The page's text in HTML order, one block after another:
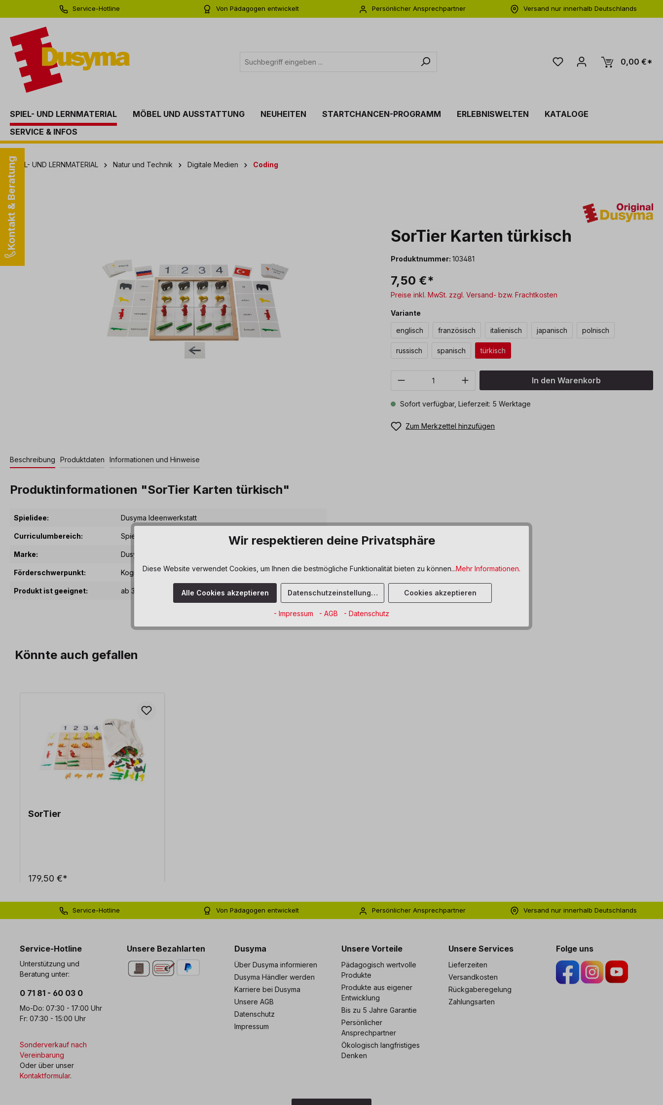
Zur Hauptnavigation springen
Service-Hotline
Von Pädagogen entwickelt
Persönlicher Ansprechpartner
Versand nur innerhalb Deutschlands
0,00 €*
SPIEL- UND LERNMATERIAL MÖBEL UND AUSSTATTUNG NEUHEITEN STARTCHANCEN-PROGRAMM ERLEBNISWELTEN
KATALOGE
SERVICE & INFOS
Kontakt & Beratung
SPIEL- UND LERNMATERIAL Natur und Technik Digitale Medien Coding
Bildergalerie überspringen
SorTier Karten türkisch
Produktnummer:103481
7,50 €*
Preise inkl. MwSt. zzgl. Versand- bzw. Frachtkosten
Variante
englisch französisch italienisch japanisch polnisch
russisch spanisch türkisch
Produkt Anzahl: Gib den gewünschten Wert
In den Warenkorb
Sofort verfügbar, Lieferzeit: 5 Werktage
Zum Merkzettel hinzufügen
Beschreibung Produktdaten Informationen und Hinweise
Produktinformationen "SorTier Karten türkisch"
Spielidee: Dusyma Ideenwerkstatt
Curriculumbereich: Spiele & Puzzles , Sprachliche Entwicklung
Marke: Dusyma
Förderschwerpunkt: Kognitive Fähigkeiten , Sprachliche Fähigkeiten
Produkt ist geeignet: ab 3 Jahre
Könnte auch gefallen
SorTier
179,50 €*
Service-Hotline
Von Pädagogen entwickelt
Persönlicher Ansprechpartner
Versand nur innerhalb Deutschlands
Service-Hotline
Unterstützung und
Beratung unter:
0 71 81 - 60 03 0
Mo-Do: 07:30 - 17:00 Uhr
Fr: 07:30 - 15:00 Uhr
Sonderverkauf nach
Vereinbarung
Oder über unser
Kontaktformular.
Unsere Bezahlarten Dusyma
Über Dusyma informieren
Dusyma Händler werden
Karriere bei Dusyma
Unsere AGB
Datenschutz
Impressum
Unsere Vorteile
Pädagogisch wertvolle
Produkte
Produkte aus eigener
Entwicklung
Bis zu 5 Jahre Garantie
Persönlicher
Ansprechpartner
Ökologisch langfristiges
Denken
Unsere Services
Lieferzeiten
Versandkosten
Rückgaberegelung
Zahlungsarten
Folge uns
Wir respektieren deine Privatsphäre
Diese Website verwendet Cookies, um Ihnen die bestmögliche Funktionalität bieten zu können...Mehr Informationen.
Alle Cookies akzeptieren Datenschutzeinstellungen Cookies akzeptieren
- Impressum - AGB - Datenschutz